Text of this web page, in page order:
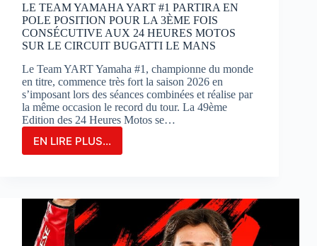
LE TEAM YAMAHA YART #1 PARTIRA EN
POLE POSITION POUR LA 3ÈME FOIS
CONSÉCUTIVE AUX 24 HEURES MOTOS
SUR LE CIRCUIT BUGATTI LE MANS
Le Team YART Yamaha #1, championne du monde
en titre, commence très fort la saison 2026 en
s’imposant lors des séances combinées et réalise par
la même occasion le record du tour. La 49ème
Edition des 24 Heures Motos se…
EN LIRE PLUS...
LE
#1
PARTIRA
EN